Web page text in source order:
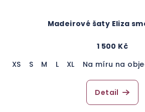
Madeirové šaty Eliza
1 500 Kč
XS
S M L XL Na míru na
Detail